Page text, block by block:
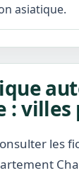
asiatique.
: villes
les